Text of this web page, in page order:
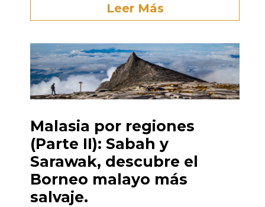
Leer Más
Malasia por regiones
(Parte II): Sabah y
Sarawak, descubre el
Borneo malayo más
salvaje.